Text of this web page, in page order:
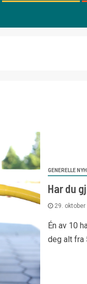
GENERELLE
Har du
29. oktober
Én av 10
deg alt fra